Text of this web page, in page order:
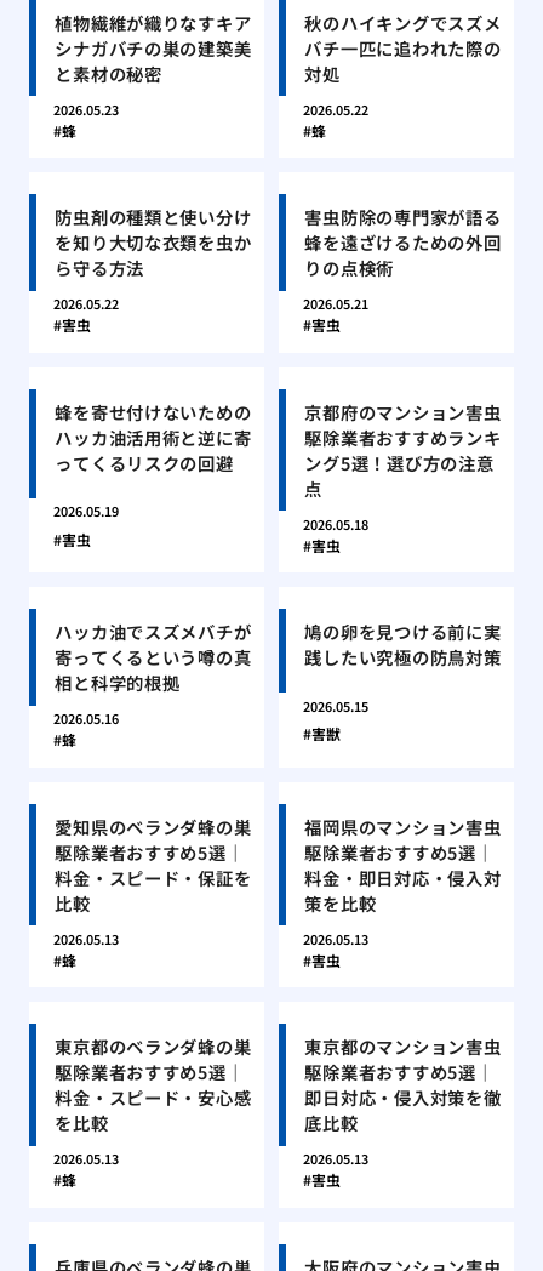
植物繊維が織りなすキア
シナガバチの巣の建築美
と素材の秘密
2026.05.23
蜂
秋のハイキングでスズメ
バチ一匹に追われた際の
対処
2026.05.22
蜂
防虫剤の種類と使い分け
を知り大切な衣類を虫か
ら守る方法
2026.05.22
害虫
害虫防除の専門家が語る
蜂を遠ざけるための外回
りの点検術
2026.05.21
害虫
蜂を寄せ付けないための
ハッカ油活用術と逆に寄
ってくるリスクの回避
2026.05.19
害虫
京都府のマンション害虫
駆除業者おすすめランキ
ング5選！選び方の注意
点
2026.05.18
害虫
ハッカ油でスズメバチが
寄ってくるという噂の真
相と科学的根拠
2026.05.16
蜂
鳩の卵を見つける前に実
践したい究極の防鳥対策
2026.05.15
害獣
愛知県のベランダ蜂の巣
駆除業者おすすめ5選｜
料金・スピード・保証を
比較
2026.05.13
蜂
福岡県のマンション害虫
駆除業者おすすめ5選｜
料金・即日対応・侵入対
策を比較
2026.05.13
害虫
東京都のベランダ蜂の巣
駆除業者おすすめ5選｜
料金・スピード・安心感
を比較
2026.05.13
蜂
東京都のマンション害虫
駆除業者おすすめ5選｜
即日対応・侵入対策を徹
底比較
2026.05.13
害虫